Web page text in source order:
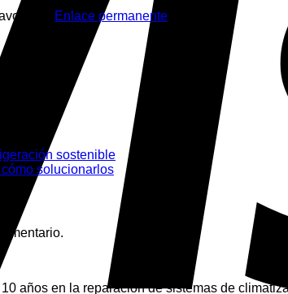
el Enlace permanente
sostenible
solucionarlos
años en la reparación de sistemas de